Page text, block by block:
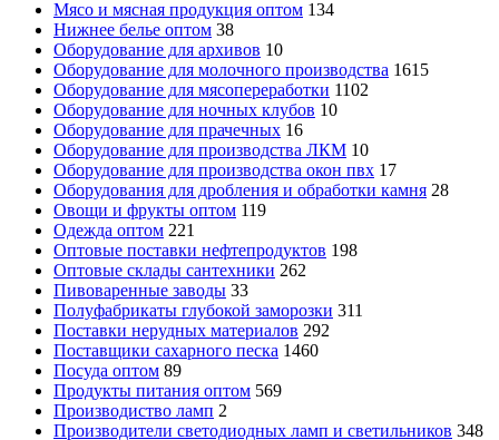
Мясо и мясная продукция оптом 134
Нижнее белье оптом 38
Оборудование для архивов 10
Оборудование для молочного производства 1615
Оборудование для мясопереработки 1102
Оборудование для ночных клубов 10
Оборудование для прачечных 16
Оборудование для производства ЛКМ 10
Оборудование для производства окон пвх 17
Оборудования для дробления и обработки камня 28
Овощи и фрукты оптом 119
Одежда оптом 221
Оптовые поставки нефтепродуктов 198
Оптовые склады сантехники 262
Пивоваренные заводы 33
Полуфабрикаты глубокой заморозки 311
Поставки нерудных материалов 292
Поставщики сахарного песка 1460
Посуда оптом 89
Продукты питания оптом 569
Производиство ламп 2
Производители светодиодных ламп и светильников 348